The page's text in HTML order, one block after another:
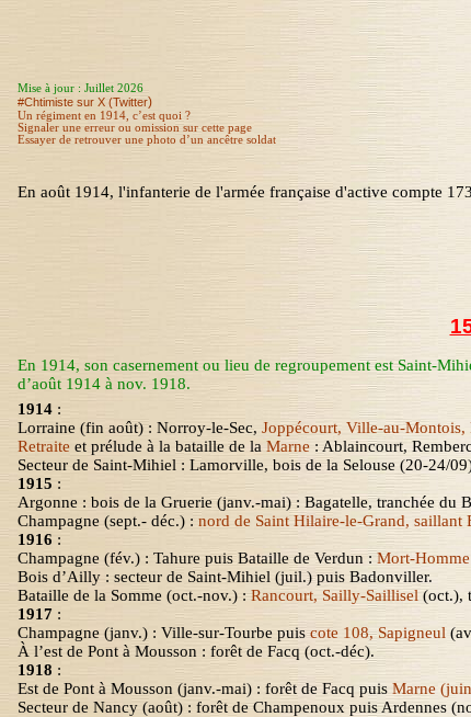
Mise à jour : Juillet 2026
#Chtimiste sur X (Twitter)
Un régiment en 1914, c’est quoi ?
Signaler une erreur ou omission sur cette page
Essayer de retrouver une photo d’un ancêtre soldat
En août 1914, l'infanterie de l'armée française d'active compte
En 1914, son casernement ou lieu de regroupement est Saint-
d’août 1914 à nov. 1918.
1914:
Lorraine (fin août): Norroy-le-Sec, Joppécourt, Ville-au-
Retraite et prélude à la bataille de la Marne: Ablaincourt,
Secteur de Saint-Mihiel : Lamorville, bois de la Selouse(20-24/
1915 :
Argonne : bois de la Gruerie(janv.-mai) : Bagatelle, tranchée du
Champagne (sept.- déc.) : nord de Saint Hilaire-le-Grand, saillant
1916 :
Champagne (fév.) : Tahure puis Bataille de Verdun :Mort-Homme
Bois d’Ailly : secteur de Saint-Mihiel (juil.) puis Badonviller.
Bataille de la Somme (oct.-nov.):Rancourt, Sailly-Saillisel (oct.),
1917 :
Champagne (janv.) : Ville-sur-Tourbe puiscote 108, Sapigneul
À l’est de Pont à Mousson : forêt de Facq (oct.-déc).
1918 :
Est de Pont à Mousson (janv.-mai) : forêt de Facq puis Marne
Secteur de Nancy (août) : forêt de Champenoux puis Ardennes